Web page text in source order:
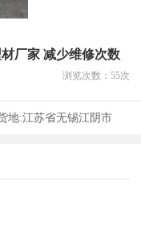
厂家 减少维修次数
浏览次数： 55次
地:江苏省无锡江阴市